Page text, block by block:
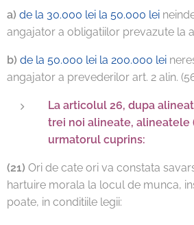
a) de la 30.000 lei la 50.000 lei
angajator a obligatiilor prevazute la
b) de la 50.000 lei la 200.000 lei
angajator a prevederilor art. 2 alin.
La articolul 26, dupa
trei noi alineate, alineatele
urmatorul cuprins:
(21) Ori de cate ori va constata
hartuire morala la locul de munca,
poate, in conditiile legii: